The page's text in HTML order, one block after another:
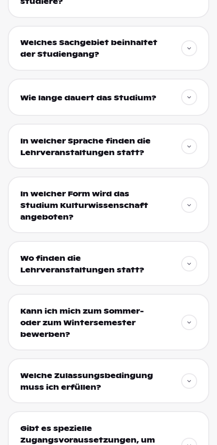
Welches Sachgebiet beinhaltet
der Studiengang?
Wie lange dauert das Studium?
In welcher Sprache finden die
Lehrveranstaltungen statt?
In welcher Form wird das
Studium Kulturwissenschaft
angeboten?
Wo finden die
Lehrveranstaltungen statt?
Kann ich mich zum Sommer-
oder zum Wintersemester
bewerben?
Welche Zulassungsbedingung
muss ich erfüllen?
Gibt es spezielle
Zugangsvoraussetzungen, um